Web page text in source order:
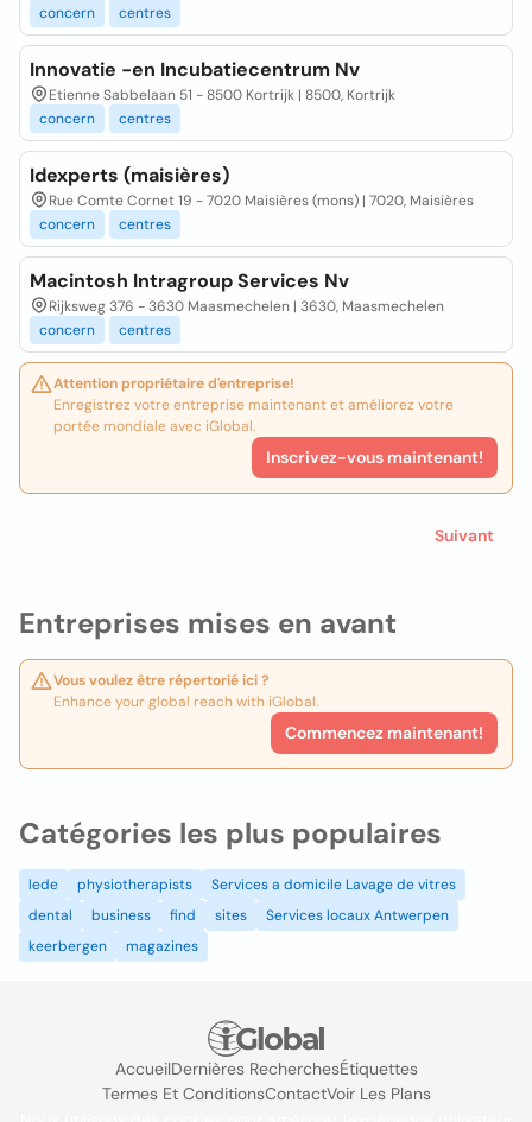
Entreprises mises en avant
Vous voulez être répertorié ici ?
Enhance your global reach with iGlobal.
Commencez maintenant!
concern
centres
Innovatie -en Incubatiecentrum Nv
Etienne Sabbelaan 51 - 8500 Kortrijk | 8500, Kortrijk
concern
centres
Idexperts (maisières)
Rue Comte Cornet 19 - 7020 Maisières (mons) | 7020, Maisières
concern
centres
Macintosh Intragroup Services Nv
Rijksweg 376 - 3630 Maasmechelen | 3630, Maasmechelen
concern
centres
Attention propriétaire d'entreprise!
Enregistrez votre entreprise maintenant et améliorez votre
portée mondiale avec iGlobal.
Inscrivez-vous maintenant!
Suivant
Catégories les plus populaires
lede physiotherapists
Services a domicile Lavage de vitres
dental
business find sites
Services locaux Antwerpen
keerbergen
magazines
AccueilDernières RecherchesÉtiquettes
Termes Et ConditionsContactVoir Les Plans